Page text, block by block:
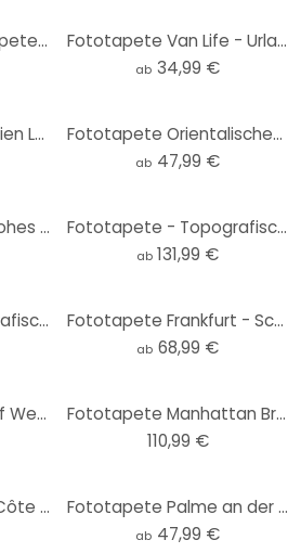
Fototapete Papiertapete Colombo - Paradies in der Südsee - 366x254 cm
Fototapete Van Life - Urlaub am Meer - Rivers - Rund - Selbstklebend/Vlies
ab 34,99 €
Fototapete Falk - Italien Landkarte Fototapete Orientalisches Tor mit Mosaiken - Sisi & Seb
ab 47,99 €
Fototapete Farbenfrohes Küstendorf im Sommer - Bonne Müller - Rund - Selbstklebend/Vlies Fototapete - Topografische Weltkarte - klassisch
ab 131,99 €
Fototapete - Topografische Weltkarte - schwarz-weiß Fototapete Frankfurt - Schwarz-Weiß - Love your City
ab 68,99 €
Fototapete Palace of Westminster - 336x260 cm
Fototapete Manhattan Bridge at Night 2 - 336x260 cm
110,99 €
Fototapete Rivers - Côte d'Azur Fototapete Palme an der Französischen Riviera - Grace Digital Art
ab 47,99 €